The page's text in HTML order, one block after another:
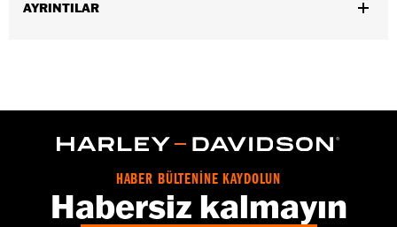
AYRINTILAR
and covers
Sold In Units: Each
HABER BÜLTENİNE KAYDOLUN
Habersiz kalmayın